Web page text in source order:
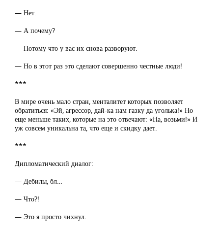
— Нет.
— А почему?
— Потому что у вас их снова разворуют.
— Но в этот раз это сделают совершенно честные люди!
***
В мире очень мало стран, менталитет которых позволяет
обратиться: «Эй, агрессор, дай-ка нам газку да уголька!» Но
еще меньше таких, которые на это отвечают: «На, возьми!» И
уж совсем уникальна та, что еще и скидку дает.
***
Дипломатический диалог:
— Дебилы, бл…
— Что?!
— Это я просто чихнул.